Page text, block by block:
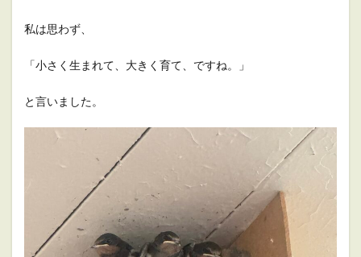
私は思わず、
「小さく生まれて、大きく育て、ですね。」
と言いました。